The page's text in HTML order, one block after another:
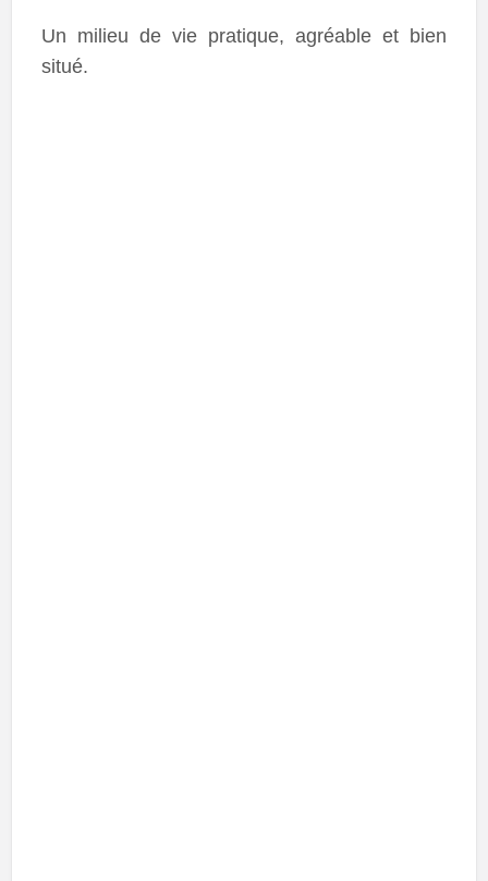
Un milieu de vie pratique, agréable et bien
situé.